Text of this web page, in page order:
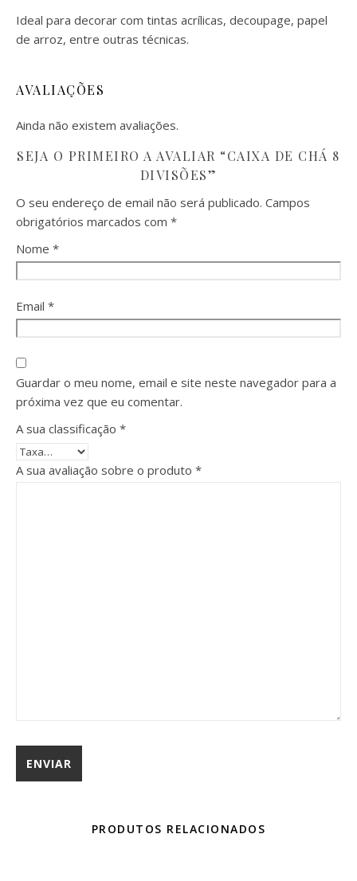
Ideal para decorar com tintas acrílicas, decoupage, papel
de arroz, entre outras técnicas.
AVALIAÇÕES
Ainda não existem avaliações.
SEJA O PRIMEIRO A AVALIAR “CAIXA DE CHÁ 8
DIVISÕES”
O seu endereço de email não será publicado. Campos
obrigatórios marcados com *
Nome *
Email *
Guardar o meu nome, email e site neste navegador para a
próxima vez que eu comentar.
A sua classificação *
A sua avaliação sobre o produto *
PRODUTOS RELACIONADOS